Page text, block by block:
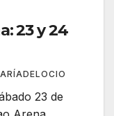
23 y 24
23 de